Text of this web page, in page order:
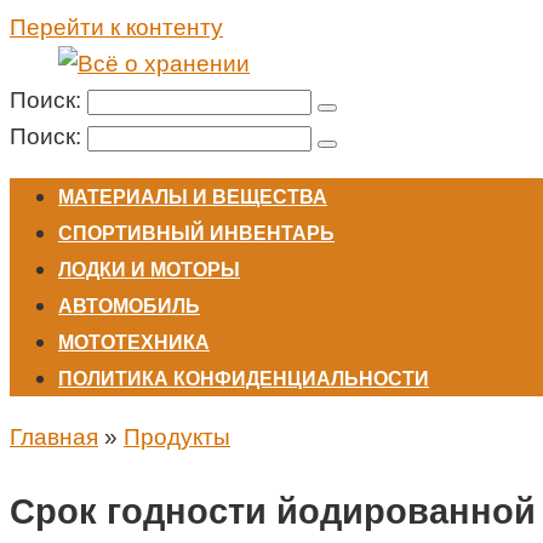
Перейти к контенту
Поиск:
Поиск:
МАТЕРИАЛЫ И ВЕЩЕСТВА
СПОРТИВНЫЙ ИНВЕНТАРЬ
ЛОДКИ И МОТОРЫ
АВТОМОБИЛЬ
МОТОТЕХНИКА
ПОЛИТИКА КОНФИДЕНЦИАЛЬНОСТИ
Главная » Продукты
Срок годности